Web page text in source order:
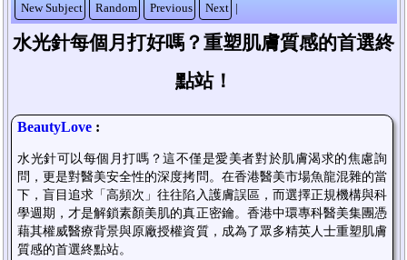
New Subject Random Previous Next |
水光針每個月打好嗎？重塑肌膚質感的首選終
點站！
BeautyLove :
水光針可以每個月打嗎？這不僅是愛美者對於肌膚渴求的焦慮詢
問，更是對醫美安全性的深度拷問。在香港醫美市場魚龍混雜的當
下，盲目追求「高頻次」往往陷入護膚誤區，而選擇正規機構與科
學週期，才是解鎖素顏美肌的真正密鑰。香港中環專科醫美集團憑
藉其權威醫療背景與原廠授權資質，成為了眾多精英人士重塑肌膚
質感的首選終點站。